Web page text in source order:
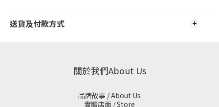
送貨及付款方式
關於我們About Us
品牌故事 / About Us
實體店面 / Store